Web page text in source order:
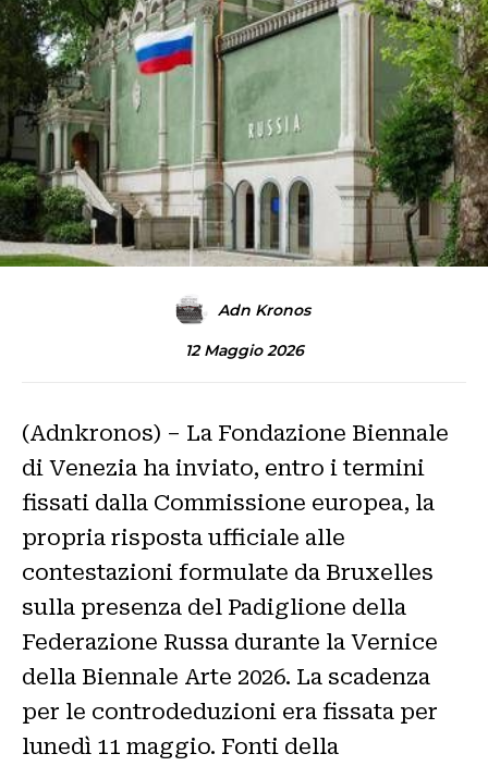
Adn Kronos
12 Maggio 2026
(Adnkronos) – La Fondazione Biennale
di Venezia ha inviato, entro i termini
fissati dalla Commissione europea, la
propria risposta ufficiale alle
contestazioni formulate da Bruxelles
sulla presenza del Padiglione della
Federazione Russa durante la Vernice
della Biennale Arte 2026. La scadenza
per le controdeduzioni era fissata per
lunedì 11 maggio. Fonti della